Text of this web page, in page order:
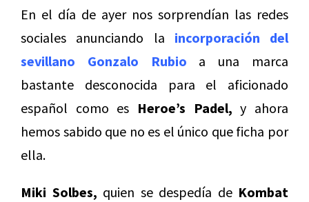
En el día de ayer nos sorprendían las redes
sociales anunciando la incorporación del
sevillano Gonzalo Rubio a una marca
bastante desconocida para el aficionado
español como es Heroe’s Padel, y ahora
hemos sabido que no es el único que ficha por
ella.
Miki Solbes, quien se despedía de Kombat